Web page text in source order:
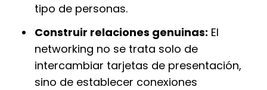
tipo de personas.
Construir relaciones genuinas: El
networking no se trata solo de
intercambiar tarjetas de presentación,
sino de establecer conexiones